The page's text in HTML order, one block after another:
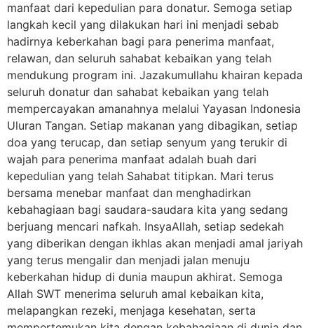
manfaat dari kepedulian para donatur. Semoga setiap
langkah kecil yang dilakukan hari ini menjadi sebab
hadirnya keberkahan bagi para penerima manfaat,
relawan, dan seluruh sahabat kebaikan yang telah
mendukung program ini. Jazakumullahu khairan kepada
seluruh donatur dan sahabat kebaikan yang telah
mempercayakan amanahnya melalui Yayasan Indonesia
Uluran Tangan. Setiap makanan yang dibagikan, setiap
doa yang terucap, dan setiap senyum yang terukir di
wajah para penerima manfaat adalah buah dari
kepedulian yang telah Sahabat titipkan. Mari terus
bersama menebar manfaat dan menghadirkan
kebahagiaan bagi saudara-saudara kita yang sedang
berjuang mencari nafkah. InsyaAllah, setiap sedekah
yang diberikan dengan ikhlas akan menjadi amal jariyah
yang terus mengalir dan menjadi jalan menuju
keberkahan hidup di dunia maupun akhirat. Semoga
Allah SWT menerima seluruh amal kebaikan kita,
melapangkan rezeki, menjaga kesehatan, serta